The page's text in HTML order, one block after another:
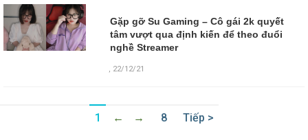
Gặp gỡ Su Gaming – Cô gái 2k quyết
tâm vượt qua định kiến để theo đuổi
nghề Streamer
, 22/12/21
1 ← → 8 Tiếp >